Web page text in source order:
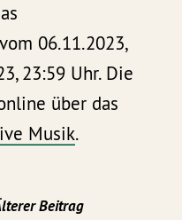
06.11.2023,
23:59 Uhr. Die
über das
Musik.
Beitrag